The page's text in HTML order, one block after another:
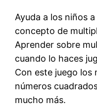
Ayuda a los niños
concepto de
Aprender sobre
cuando lo haces
Con este juego
números
mucho más.